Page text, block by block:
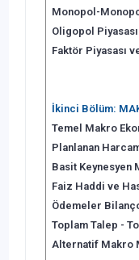
Monopol-
Oligopol Piyasası
Faktör Piyasası
İkinci Bölüm:
Temel Makro
Planlanan
Basit Keynesyen
Faiz Haddi ve
Ödemeler
Toplam Talep -
Alternatif Makro